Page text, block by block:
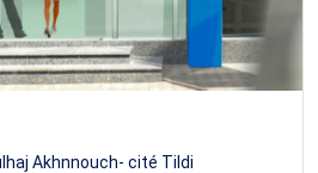
Akhnnouch- cité Tildi